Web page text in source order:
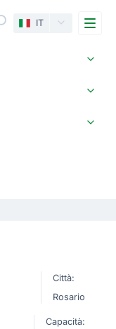
IT
Città:
Rosario
Capacità: